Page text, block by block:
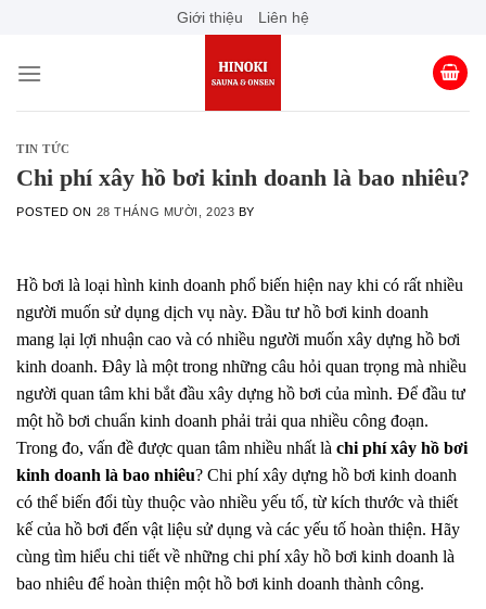
content
Giới thiệu Liên hệ
TIN TỨC
Chi phí xây hồ bơi kinh doanh là bao nhiêu?
POSTED ON 28 THÁNG MƯỜI, 2023 BY
Hồ bơi là loại hình kinh doanh phổ biến hiện nay khi có rất nhiều
người muốn sử dụng dịch vụ này. Đầu tư hồ bơi kinh doanh
mang lại lợi nhuận cao và có nhiều người muốn xây dựng hồ bơi
kinh doanh. Đây là một trong những câu hỏi quan trọng mà nhiều
người quan tâm khi bắt đầu xây dựng hồ bơi của mình. Để đầu tư
một hồ bơi chuẩn kinh doanh phải trải qua nhiều công đoạn.
Trong đo, vấn đề được quan tâm nhiều nhất là chi phí xây hồ bơi
kinh doanh là bao nhiêu? Chi phí xây dựng hồ bơi kinh doanh
có thể biến đổi tùy thuộc vào nhiều yếu tố, từ kích thước và thiết
kế của hồ bơi đến vật liệu sử dụng và các yếu tố hoàn thiện. Hãy
cùng tìm hiểu chi tiết về những chi phí xây hồ bơi kinh doanh là
bao nhiêu để hoàn thiện một hồ bơi kinh doanh thành công.